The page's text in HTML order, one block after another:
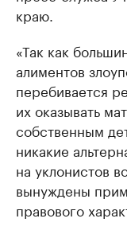
краю.
«Так как
алиментов
перебивается
их оказывать
собственным
никакие
на уклонистов
вынуждены
правового